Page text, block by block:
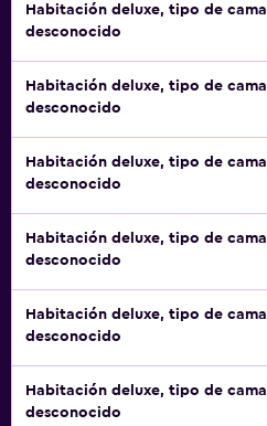
Habitación deluxe, tipo de cama
desconocido
Habitación deluxe, tipo de cama
desconocido
Habitación deluxe, tipo de cama
desconocido
Habitación deluxe, tipo de cama
desconocido
Habitación deluxe, tipo de cama
desconocido
Habitación deluxe, tipo de cama
desconocido